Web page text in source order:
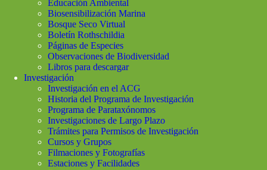
Educación Ambiental
Biosensibilización Marina
Bosque Seco Virtual
Boletín Rothschildia
Páginas de Especies
Observaciones de Biodiversidad
Libros para descargar
Investigación
Investigación en el ACG
Historia del Programa de Investigación
Programa de Parataxónomos
Investigaciones de Largo Plazo
Trámites para Permisos de Investigación
Cursos y Grupos
Filmaciones y Fotografías
Estaciones y Facilidades